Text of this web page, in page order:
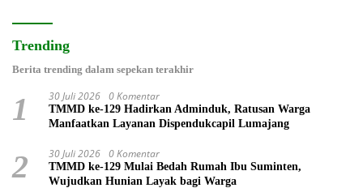
Trending
Berita trending dalam sepekan terakhir
1 30 Juli 2026 0 Komentar
TMMD ke-129 Hadirkan Adminduk, Ratusan Warga
Manfaatkan Layanan Dispendukcapil Lumajang
2 30 Juli 2026 0 Komentar
TMMD ke-129 Mulai Bedah Rumah Ibu Suminten,
Wujudkan Hunian Layak bagi Warga